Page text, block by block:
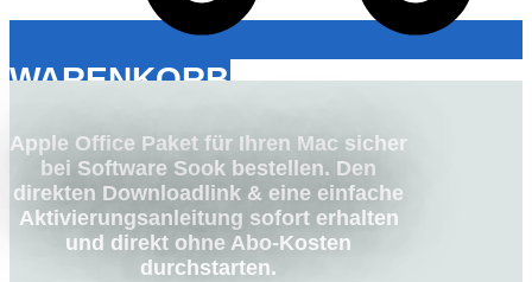
WARENKORB
Apple Office Paket für Ihren Mac sicher
bei Software Sook bestellen. Den
direkten Downloadlink & eine einfache
Aktivierungsanleitung sofort erhalten
und direkt ohne Abo-Kosten
durchstarten.